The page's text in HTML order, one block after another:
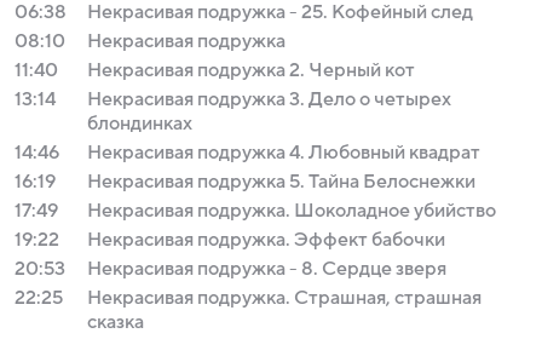
06:38
Некрасивая подружка - 25. Кофейный след
08:10
Некрасивая подружка
11:40
Некрасивая подружка 2. Черный кот
13:14
Некрасивая подружка 3. Дело о четырех
блондинках
14:46
Некрасивая подружка 4. Любовный квадрат
16:19
Некрасивая подружка 5. Тайна Белоснежки
17:49
Некрасивая подружка. Шоколадное убийство
19:22
Некрасивая подружка. Эффект бабочки
20:53
Некрасивая подружка - 8. Сердце зверя
22:25
Некрасивая подружка. Страшная, страшная
сказка